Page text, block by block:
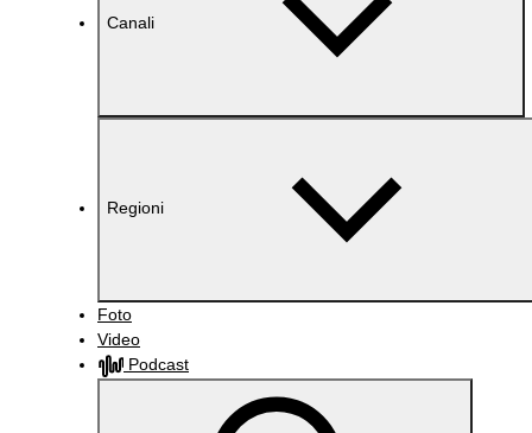
Canali
Regioni
Foto
Video
Podcast